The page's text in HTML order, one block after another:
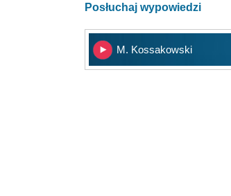
Posłuchaj wypowiedzi
M. Kossakowski